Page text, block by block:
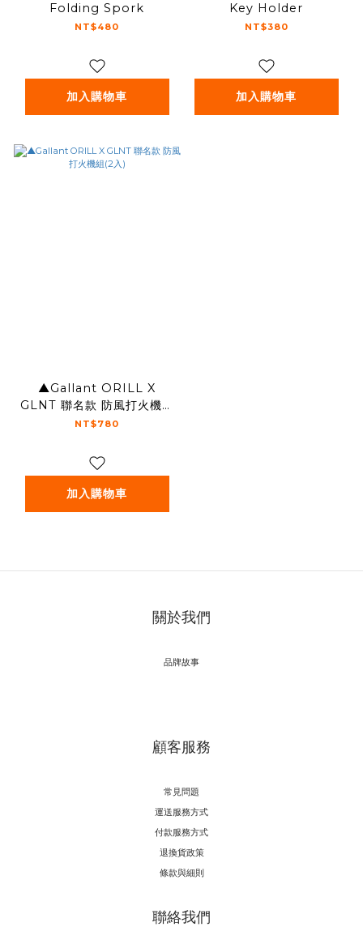
Folding Spork
NT$480
加入購物車
Key Holder
NT$380
加入購物車
▲Gallant ORILL X
GLNT 聯名款 防風打火機組
(2入)
NT$780
加入購物車
關於我們
品牌故事
顧客服務
常見問題
運送服務方式
付款服務方式
退換貨政策
條款與細則
聯絡我們